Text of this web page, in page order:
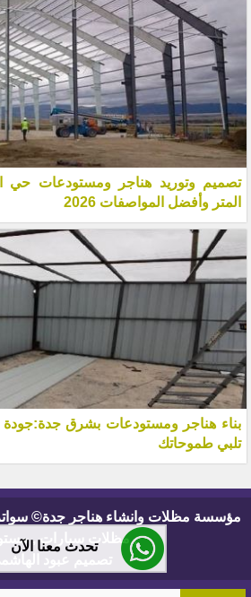
تحدث معنا الآن
تصميم وتوريد هناجر ومستودعات حي
المتر وأفضل المواصفات 2026
بناء هناجر ومستودعات بشرق جدة:جودة
تلبي طموحاتك
مؤسسة مظلات وانشاء هناجر جدة©
, مظلات سيارات ,